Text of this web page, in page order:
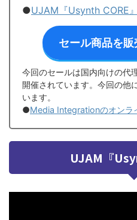
●UJAM『Usynth CORE』
セール商品を
今回のセールは国内向けの
開催されています。今回の他
います。
●Media Integrationのオンラ
UJAM『